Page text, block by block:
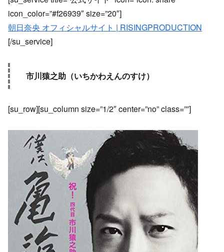
icon_color=”#f26939″ size=”20″]
朝日奈央 オフィシャルサイト | RISINGPRODUCTION
[/su_service]
市川猿之助（いちかわえんのすけ）
[su_row][su_column size=”1/2″ center=”no” class=””]